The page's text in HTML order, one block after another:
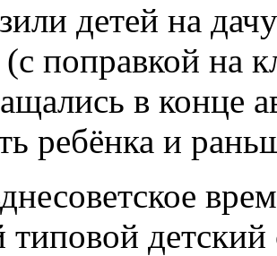
детей на
поправкой на
в конце
ребёнка и
типовой